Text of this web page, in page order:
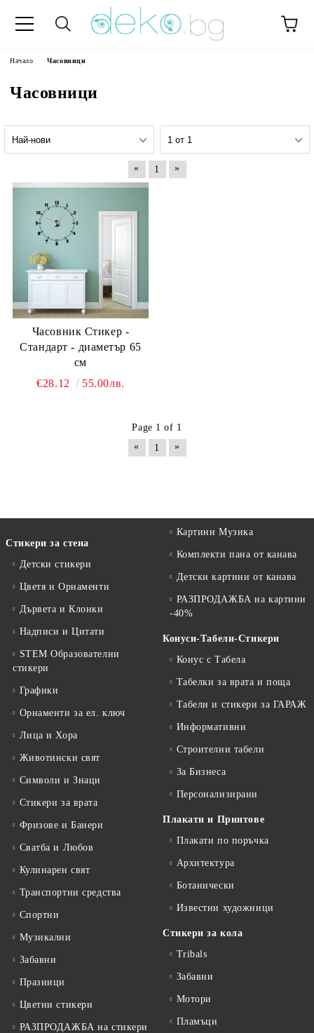
Начало Часовници
Часовници
« 1 »
Часовник Стикер -
Стандарт - диаметър 65
см
€28.12
55.00лв.
Page 1 of 1
«
1 »
Стикери за стена
Детски стикери
Цветя и Орнаменти
Дървета и Клонки
Надписи и Цитати
STEM Образователни
стикери
Графики
Орнаменти за ел. ключ
Лица и Хора
Животински свят
Символи и Знаци
Стикери за врата
Фризове и Банери
Сватба и Любов
Кулинарен свят
Транспортни средства
Спортни
Музикални
Забавни
Празници
Цветни стикери
РАЗПРОДАЖБА на стикери
Картини Музика
Комплекти пана от канава
Детски картини от канава
РАЗПРОДАЖБА на картини
-40%
Конуси-Табели-Стикери
Конус с Табела
Табелки за врата и поща
Табели и стикери за ГАРАЖ
Информативни
Строителни табели
За Бизнеса
Персонализирани
Плакати и Принтове
Плакати по поръчка
Архитектура
Ботанически
Известни художници
Стикери за кола
Tribals
Забавни
Мотори
Пламъци